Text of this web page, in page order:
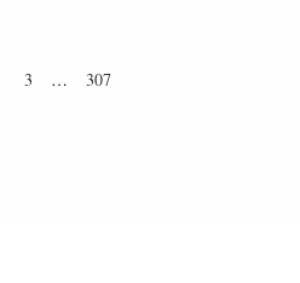
3 … 307